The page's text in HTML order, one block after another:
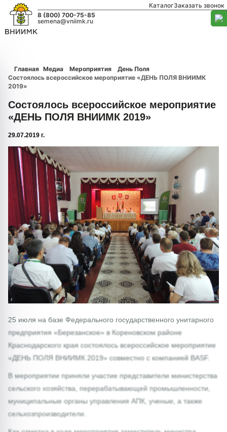
КаталогЗаказать звонок
8 (800) 700-75-85
semena@vniimk.ru
Главная Медиа Мероприятия
День Поля
Состоялось всероссийское мероприятие «ДЕНЬ ПОЛЯ ВНИИМК
2019»
Состоялось всероссийское мероприятие
«ДЕНЬ ПОЛЯ ВНИИМК 2019»
29.07.2019 г.
1/0
25 июля на базе Федерального государственного унитарного
предприятия «Березанское» в Кореновском районе
Краснодарского края состоялось всероссийское мероприятие
«ДЕНЬ ПОЛЯ ВНИИМК 2019» совместно с компанией BASF.
В мероприятии приняли участие представители министерства
сельского хозяйства, перерабатывающей промышленности,
муниципальные органы управления АПК, ученые, а также
сельхозпроизводители.